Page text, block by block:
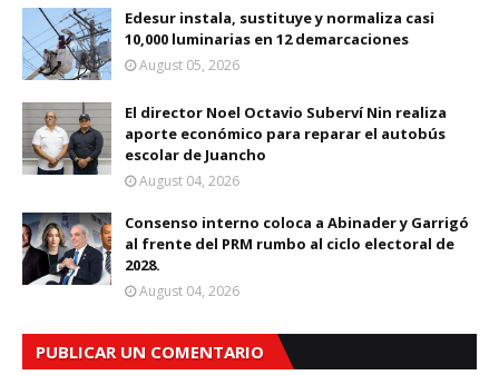
Edesur instala, sustituye y normaliza casi
10,000 luminarias en 12 demarcaciones
August 05, 2026
El director Noel Octavio Suberví Nin realiza
aporte económico para reparar el autobús
escolar de Juancho
August 04, 2026
Consenso interno coloca a Abinader y Garrigó
al frente del PRM rumbo al ciclo electoral de
2028.
August 04, 2026
PUBLICAR UN COMENTARIO